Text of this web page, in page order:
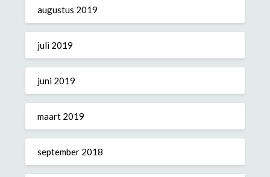
augustus 2019
juli 2019
juni 2019
maart 2019
september 2018